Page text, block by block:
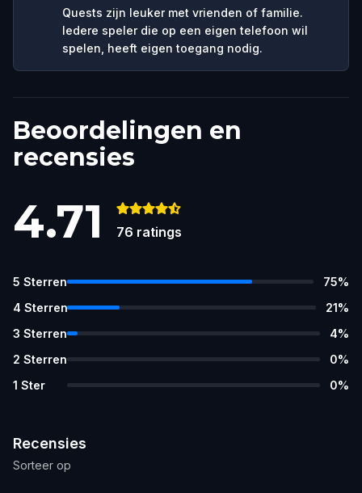
Quests zijn leuker met vrienden of familie.
Iedere speler die op een eigen telefoon wil
spelen, heeft eigen toegang nodig.
Beoordelingen en
recensies
4.71 76 ratings
5 Sterren 75%
4 Sterren 21%
3 Sterren 4%
2 Sterren 0%
1 Ster 0%
Recensies
Sorteer op